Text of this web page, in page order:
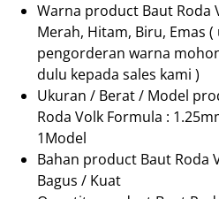
Warna product Baut Roda
Merah, Hitam, Biru, Emas
pengorderan warna
dulu kepada sales kami )
Ukuran / Berat / Model
Roda Volk Formula :
1Model
Bahan product Baut Roda
Bagus / Kuat